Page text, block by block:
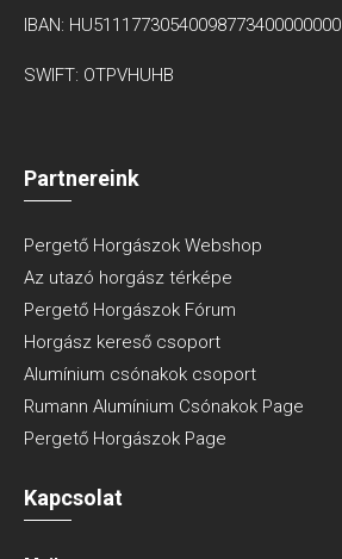
IBAN: HU51117730540098773400000000
SWIFT: OTPVHUHB
Partnereink
Pergető Horgászok Webshop
Az utazó horgász térképe
Pergető Horgászok Fórum
Horgász kereső csoport
Alumínium csónakok csoport
Rumann Alumínium Csónakok Page
Pergető Horgászok Page
Kapcsolat